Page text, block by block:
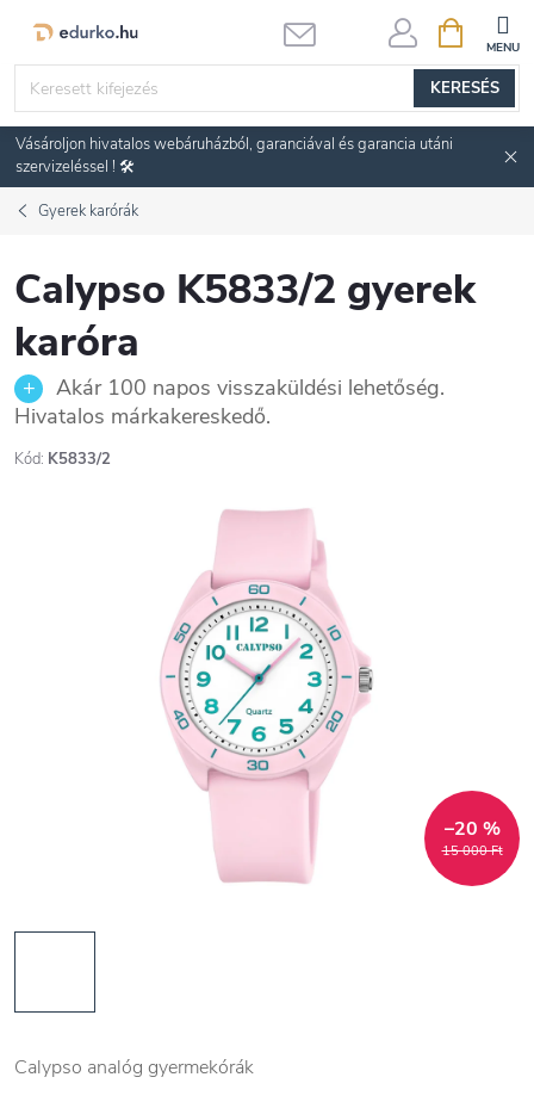
KERESÉS
KOSÁR
Vásároljon hivatalos webáruházból, garanciával és garancia utáni
szervizeléssel ! 🛠️
Gyerek karórák
Calypso K5833/2 gyerek
karóra
Akár 100 napos visszaküldési lehetőség.
Hivatalos márkakereskedő.
Kód: K5833/2
15 000 Ft
–20 %
Calypso analóg gyermekórák